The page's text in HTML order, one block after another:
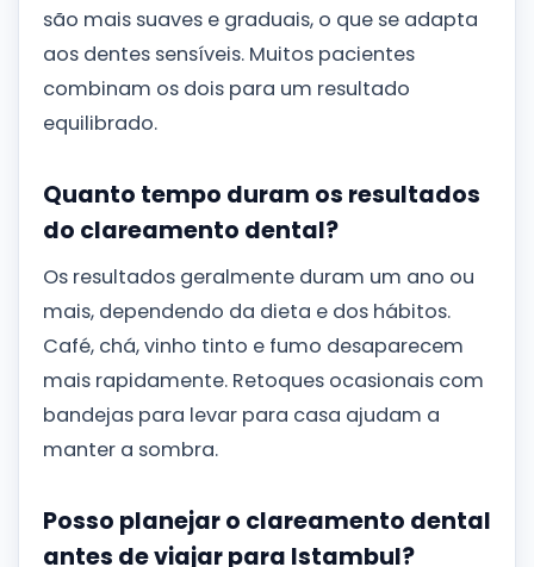
são mais suaves e graduais, o que se adapta
aos dentes sensíveis. Muitos pacientes
combinam os dois para um resultado
equilibrado.
Quanto tempo duram os resultados
do clareamento dental?
Os resultados geralmente duram um ano ou
mais, dependendo da dieta e dos hábitos.
Café, chá, vinho tinto e fumo desaparecem
mais rapidamente. Retoques ocasionais com
bandejas para levar para casa ajudam a
manter a sombra.
Posso planejar o clareamento dental
antes de viajar para Istambul?